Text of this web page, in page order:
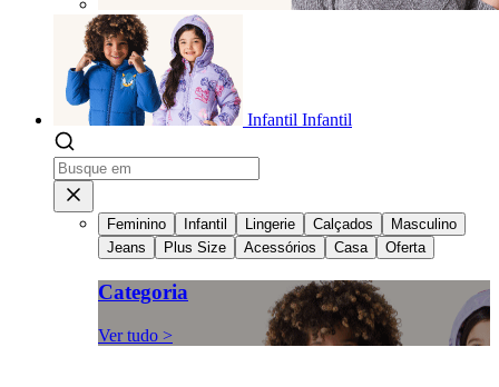
Infantil Infantil
Feminino Infantil Lingerie Calçados
Masculino
Jeans
Plus Size Acessórios Casa Oferta
Categoria
Ver tudo >